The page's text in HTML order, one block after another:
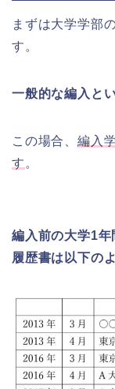
まずは大学学部
す。
一般的な編入と
この場合、 編入
す。
編入前の大学1
履歴書は以下の